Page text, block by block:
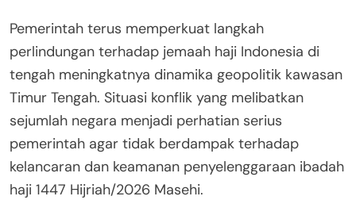
Pemerintah terus memperkuat langkah
perlindungan terhadap jemaah haji Indonesia di
tengah meningkatnya dinamika geopolitik kawasan
Timur Tengah. Situasi konflik yang melibatkan
sejumlah negara menjadi perhatian serius
pemerintah agar tidak berdampak terhadap
kelancaran dan keamanan penyelenggaraan ibadah
haji 1447 Hijriah/2026 Masehi.